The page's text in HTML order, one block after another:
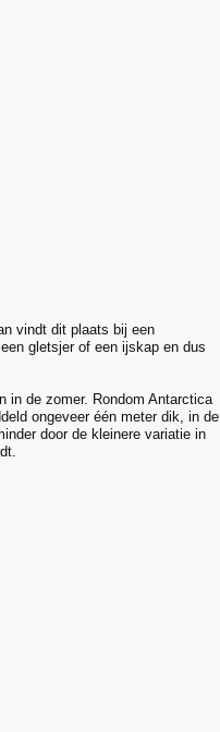
vindt dit plaats bij een
gletsjer of een ijskap en dus
in de zomer. Rondom Antarctica
ongeveer één meter dik, in de
door de kleinere variatie in